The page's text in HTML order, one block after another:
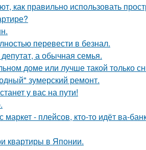
как правильно использовать
перевести в безнал.
а обычная семья.
доме или лучше такой только
зумерский ремонт.
у вас на пути!
- плейсов, кто-то идёт ва-
квартиры в Японии.